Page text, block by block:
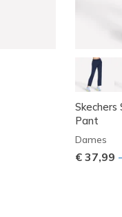
Skechers
Pant
Dames
€ 37,99